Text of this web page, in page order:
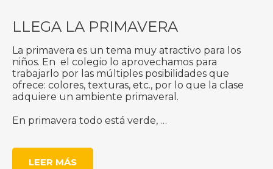
LLEGA LA PRIMAVERA
La primavera es un tema muy atractivo para los
niños. En el colegio lo aprovechamos para
trabajarlo por las múltiples posibilidades que
ofrece: colores, texturas, etc., por lo que la clase
adquiere un ambiente primaveral.
En primavera todo está verde, …
LEER MÁS